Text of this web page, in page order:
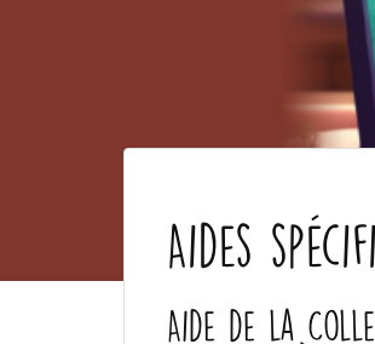
Aides
Aide de la